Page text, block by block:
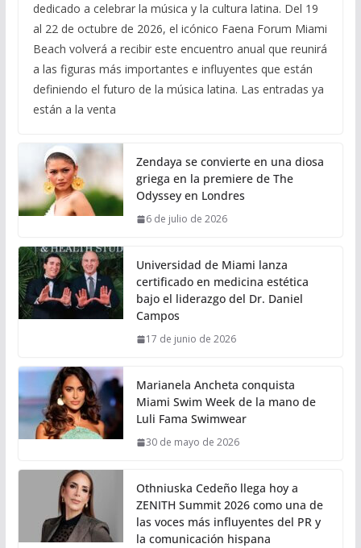
dedicado a celebrar la música y la cultura latina. Del 19
al 22 de octubre de 2026, el icónico Faena Forum Miami
Beach volverá a recibir este encuentro anual que reunirá
a las figuras más importantes e influyentes que están
definiendo el futuro de la música latina. Las entradas ya
están a la venta
Zendaya se convierte en una diosa
griega en la premiere de The
Odyssey en Londres
6 de julio de 2026
Universidad de Miami lanza
certificado en medicina estética
bajo el liderazgo del Dr. Daniel
Campos
17 de junio de 2026
Marianela Ancheta conquista
Miami Swim Week de la mano de
Luli Fama Swimwear
30 de mayo de 2026
Othniuska Cedeño llega hoy a
ZENITH Summit 2026 como una de
las voces más influyentes del PR y
la comunicación hispana